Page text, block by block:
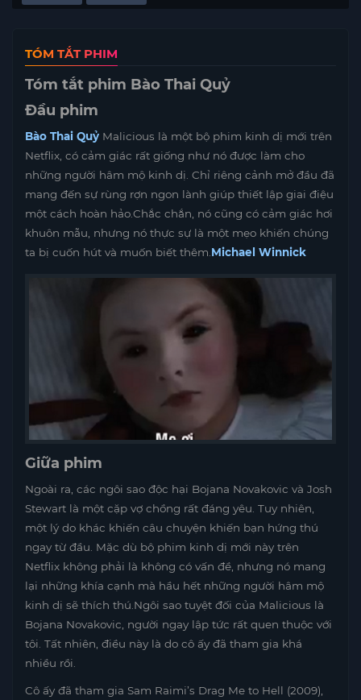
TÓM TẮT PHIM
Tóm tắt phim Bào Thai Quỷ
Đầu phim
Bào Thai Quỷ Malicious là một bộ phim kinh dị mới trên
Netflix, có cảm giác rất giống như nó được làm cho
những người hâm mộ kinh dị. Chỉ riêng cảnh mở đầu đã
mang đến sự rùng rợn ngon lành giúp thiết lập giai điệu
một cách hoàn hảo.Chắc chắn, nó cũng có cảm giác hơi
khuôn mẫu, nhưng nó thực sự là một mẹo khiến chúng
ta bị cuốn hút và muốn biết thêm.Michael Winnick
Giữa phim
Ngoài ra, các ngôi sao độc hại Bojana Novakovic và Josh
Stewart là một cặp vợ chồng rất đáng yêu. Tuy nhiên,
một lý do khác khiến câu chuyện khiến bạn hứng thú
ngay từ đầu. Mặc dù bộ phim kinh dị mới này trên
Netflix không phải là không có vấn đề, nhưng nó mang
lại những khía cạnh mà hầu hết những người hâm mộ
kinh dị sẽ thích thú.Ngôi sao tuyệt đối của Malicious là
Bojana Novakovic, người ngay lập tức rất quen thuộc với
tôi. Tất nhiên, điều này là do cô ấy đã tham gia khá
nhiều rồi.
Cô ấy đã tham gia Sam Raimi’s Drag Me to Hell (2009),